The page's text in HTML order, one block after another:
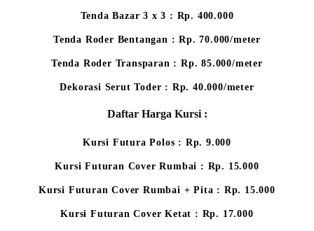
Tenda Bazar 3 x 3 : Rp. 400.000
Tenda Roder Bentangan : Rp. 70.000/meter
Tenda Roder Transparan : Rp. 85.000/meter
Dekorasi Serut Toder : Rp. 40.000/meter
Daftar Harga Kursi :
Kursi Futura Polos : Rp. 9.000
Kursi Futuran Cover Rumbai : Rp. 15.000
Kursi Futuran Cover Rumbai + Pita : Rp. 15.000
Kursi Futuran Cover Ketat : Rp. 17.000